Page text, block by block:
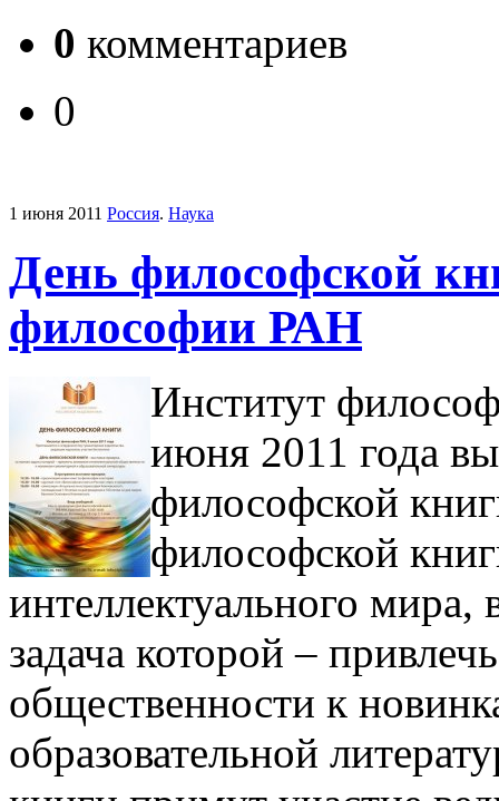
0 комментариев
0
1 июня 2011 Россия. Наука
День философской
философии РАН
Институт
июня 2011 года
философской
философской
интеллектуального мира,
задача которой –
общественности к
образовательной